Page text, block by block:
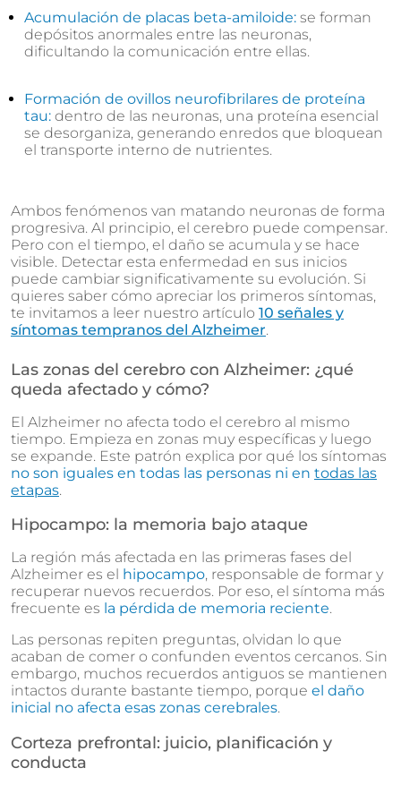
Acumulación de placas beta-amiloide: se forman
depósitos anormales entre las neuronas,
dificultando la comunicación entre ellas.
Formación de ovillos neurofibrilares de proteína
tau: dentro de las neuronas, una proteína esencial
se desorganiza, generando enredos que bloquean
el transporte interno de nutrientes.
Ambos fenómenos van matando neuronas de forma
progresiva. Al principio, el cerebro puede compensar.
Pero con el tiempo, el daño se acumula y se hace
visible. Detectar esta enfermedad en sus inicios
puede cambiar significativamente su evolución. Si
quieres saber cómo apreciar los primeros síntomas,
te invitamos a leer nuestro artículo 10 señales y
síntomas tempranos del Alzheimer.
Las zonas del cerebro con Alzheimer: ¿qué
queda afectado y cómo?
El Alzheimer no afecta todo el cerebro al mismo
tiempo. Empieza en zonas muy específicas y luego
se expande. Este patrón explica por qué los síntomas
no son iguales en todas las personas ni en todas las
etapas.
Hipocampo: la memoria bajo ataque
La región más afectada en las primeras fases del
Alzheimer es el hipocampo, responsable de formar y
recuperar nuevos recuerdos. Por eso, el síntoma más
frecuente es la pérdida de memoria reciente.
Las personas repiten preguntas, olvidan lo que
acaban de comer o confunden eventos cercanos. Sin
embargo, muchos recuerdos antiguos se mantienen
intactos durante bastante tiempo, porque el daño
inicial no afecta esas zonas cerebrales.
Corteza prefrontal: juicio, planificación y
conducta